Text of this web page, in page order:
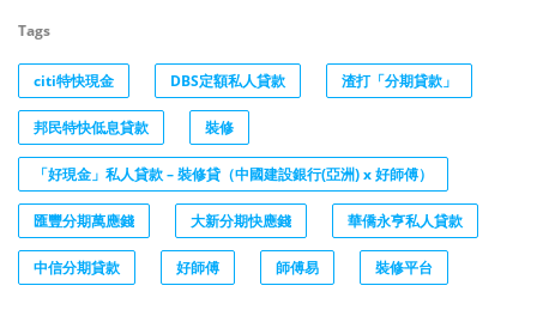
Tags
citi特快現金 DBS定額私人貸款 渣打「分期貸款」
邦民特快低息貸款 裝修
「好現金」私人貸款 – 裝修貸（中國建設銀行(亞洲) x 好師傅）
匯豐分期萬應錢 大新分期快應錢 華僑永亨私人貸款
中信分期貸款 好師傅 師傅易 裝修平台